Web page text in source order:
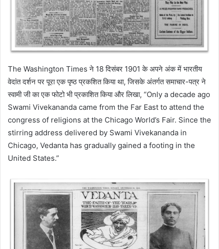
The Washington Times ने 18 दिसंबर 1901 के अपने अंक में भारतीय
वेदांत दर्शन पर पूरा एक पृष्ठ प्रकशित किया था, जिसके अंतर्गत समाचार-पत्र ने
स्वामी जी का एक फोटो भी प्रकाशित किया और लिखा, “Only a decade ago
Swami Vivekananda came from the Far East to attend the
congress of religions at the Chicago World’s Fair. Since the
stirring address delivered by Swami Vivekananda in
Chicago, Vedanta has gradually gained a footing in the
United States.”